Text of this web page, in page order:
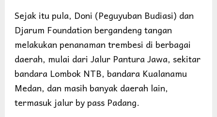
Sejak itu pula, Doni (Peguyuban Budiasi) dan
Djarum Foundation bergandeng tangan
melakukan penanaman trembesi di berbagai
daerah, mulai dari Jalur Pantura Jawa, sekitar
bandara Lombok NTB, bandara Kualanamu
Medan, dan masih banyak daerah lain,
termasuk jalur by pass Padang.